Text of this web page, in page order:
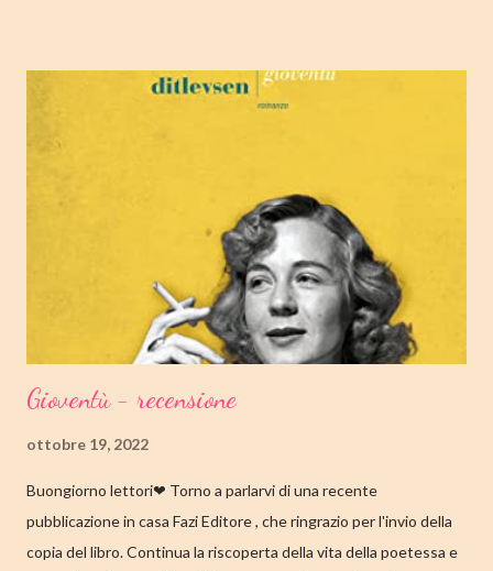
ROMANZO PAGINE: 348 PREZZO: 19.00/EBOOK 10.99 Link
impiegato nella biblioteca universitaria di fronte a casa. Sua
madre, Margaret, una poetessa di origini cinesi, li ha abbandonati
quando lui aveva solo nove anni in circostanze misteriose, dopo
che una sua poesi...
Gioventù - recensione
ottobre 19, 2022
Buongiorno lettori❤ Torno a parlarvi di una recente
pubblicazione in casa Fazi Editore , che ringrazio per l'invio della
copia del libro. Continua la riscoperta della vita della poetessa e